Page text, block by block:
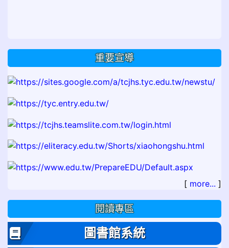
重要宣導
[ more... ]
閱讀專區
圖書館系統